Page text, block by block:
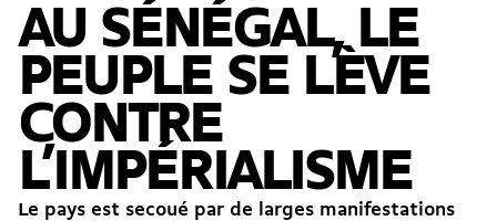
AU SÉNÉGAL, LE
PEUPLE SE LÈVE
CONTRE
L’IMPÉRIALISME
Le pays est secoué par de larges manifestations